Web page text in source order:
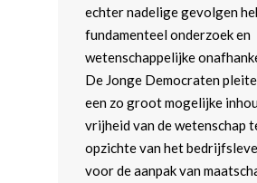
echter nadelige gevolgen
fundamenteel onderzoek en
wetenschappelijke
De Jonge Democraten
een zo groot mogelijke
vrijheid van de wetenschap
opzichte van het
voor de aanpak van